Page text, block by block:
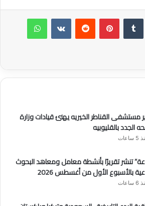
لينكدإن بينتيريست
مستشفى القناطر الخيريه يهنئ قيادات وزارة
الجدد بالقليوبيه
ساعات
تنشر تقريرًا بأنشطة معامل ومعاهد البحوث
بالأسبوع الأول من أغسطس 2026
ساعات